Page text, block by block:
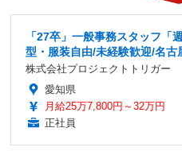
「27卒」一般事務スタッフ「
型・服装自由/未経験歓迎/名古
株式会社プロジェクトトリガー
愛知県
月給25万7,800円～32万円
正社員